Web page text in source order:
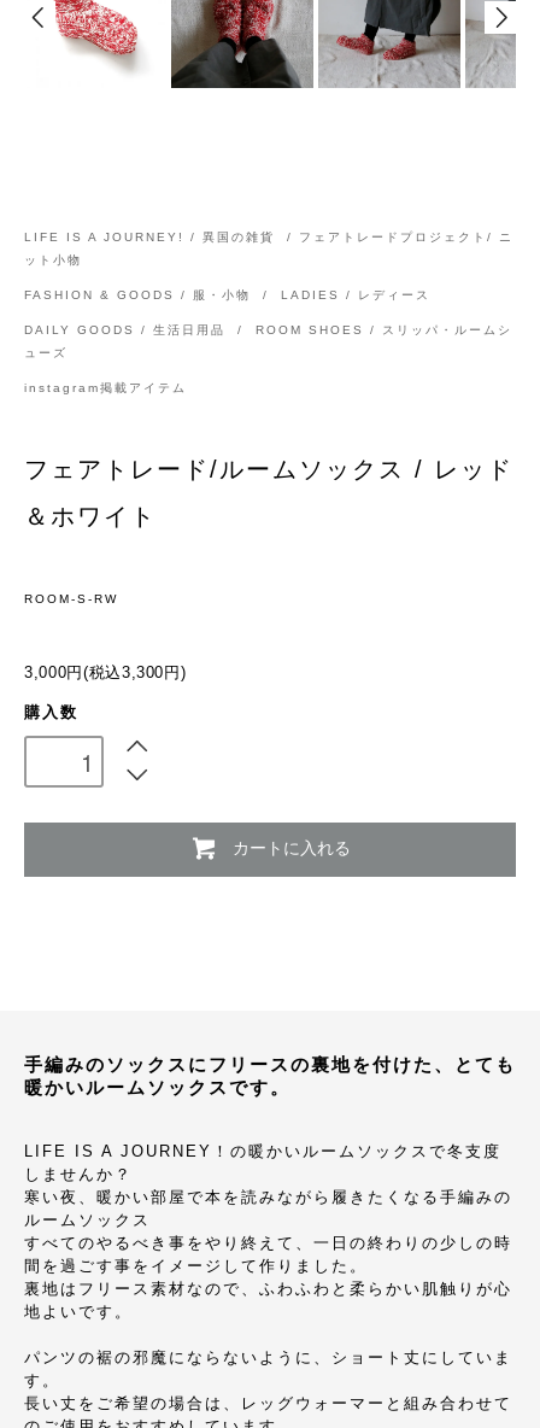
LIFE IS A JOURNEY! / 異国の雑貨 /
フェアトレードプロジェクト/ ニ
ット小物
FASHION & GOODS / 服・小物 / LADIES / レディース
DAILY GOODS / 生活日用品 /
ROOM SHOES / スリッパ・ルームシ
ューズ
instagram掲載アイテム
フェアトレード/ルームソックス / レッド
＆ホワイト
ROOM-S-RW
3,000円(税込3,300円)
購入数
カートに入れる
手編みのソックスにフリースの裏地を付けた、とても
暖かいルームソックスです。
LIFE IS A JOURNEY！の暖かいルームソックスで冬支度
しませんか？
寒い夜、暖かい部屋で本を読みながら履きたくなる手編みの
ルームソックス
すべてのやるべき事をやり終えて、一日の終わりの少しの時
間を過ごす事をイメージして作りました。
裏地はフリース素材なので、ふわふわと柔らかい肌触りが心
地よいです。
パンツの裾の邪魔にならないように、ショート丈にしていま
す。
長い丈をご希望の場合は、レッグウォーマーと組み合わせて